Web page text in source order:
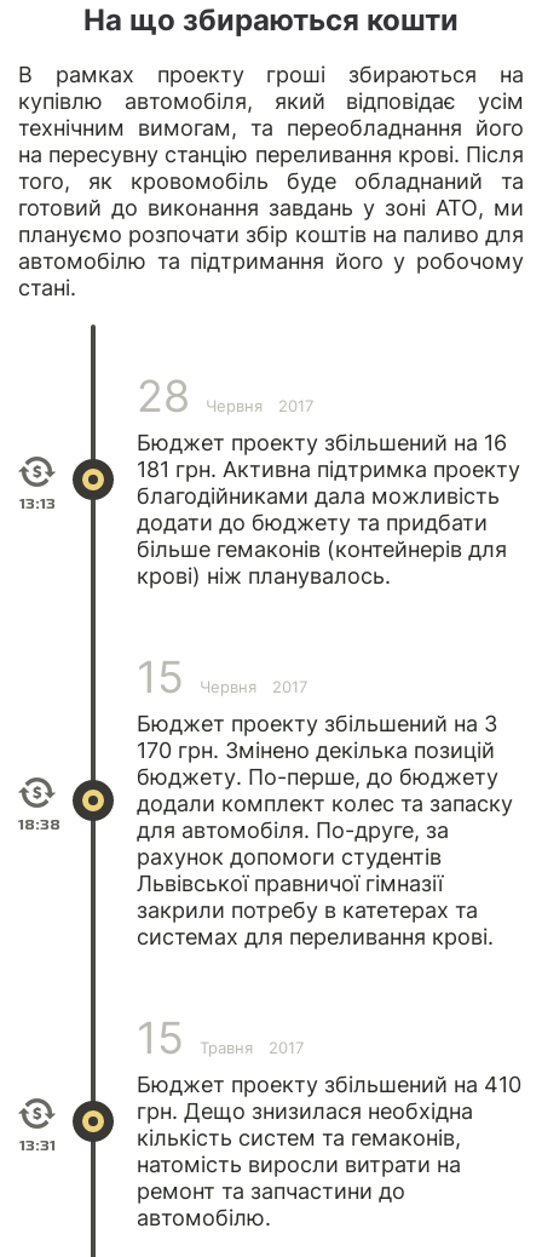
На що збираються кошти
В рамках проекту гроші збираються на
купівлю автомобіля, який відповідає усім
технічним вимогам, та переобладнання його
на пересувну станцію переливання крові. Після
того, як кровомобіль буде обладнаний та
готовий до виконання завдань у зоні АТО, ми
плануємо розпочати збір коштів на паливо для
автомобілю та підтримання його у робочому
стані.
13:13
28 Червня 2017
Бюджет проекту збільшений на 16
181 грн. Активна підтримка проекту
благодійниками дала можливість
додати до бюджету та придбати
більше гемаконів (контейнерів для
крові) ніж планувалось.
18:38
15 Червня 2017
Бюджет проекту збільшений на 3
170 грн. Змінено декілька позицій
бюджету. По-перше, до бюджету
додали комплект колес та запаску
для автомобіля. По-друге, за
рахунок допомоги студентів
Львівської правничої гімназії
закрили потребу в катетерах та
системах для переливання крові.
13:31
15 Травня 2017
Бюджет проекту збільшений на 410
грн. Дещо знизилася необхідна
кількість систем та гемаконів,
натомість виросли витрати на
ремонт та запчастини до
автомобілю.